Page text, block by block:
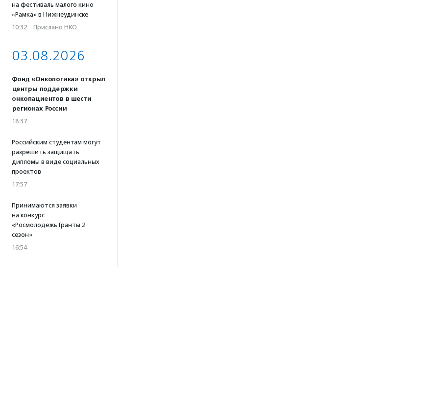
на фестиваль малого кино
«Рамка» в Нижнеудинске
10:32 · Прислано НКО
03.08.2026
Фонд «Онкологика» открыл
центры поддержки
онкопациентов в шести
регионах России
18:37
Российским студентам могут
разрешить защищать
дипломы в виде социальных
проектов
17:57
Принимаются заявки
на конкурс
«Росмолодежь.Гранты 2
сезон»
16:54